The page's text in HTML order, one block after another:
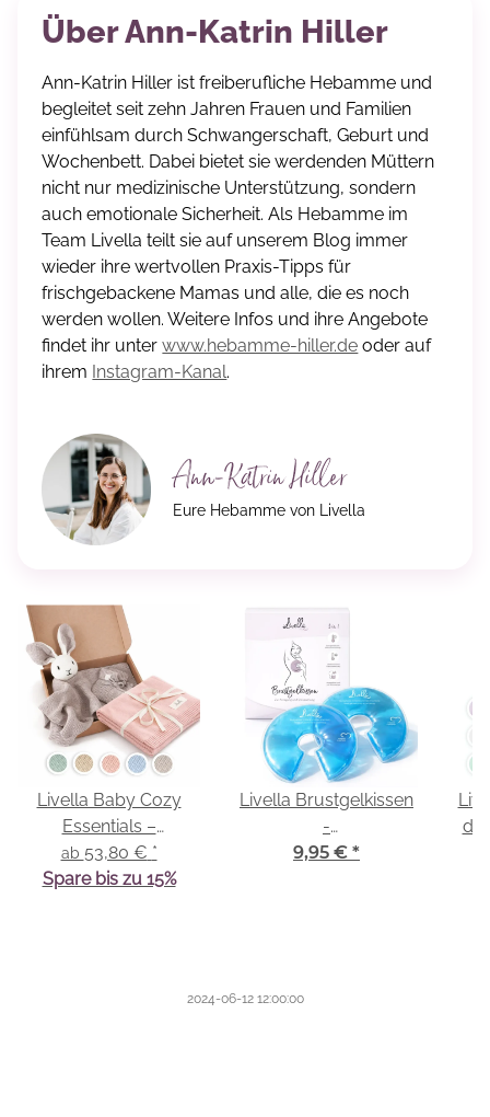
Über Ann-Katrin Hiller
Ann-Katrin Hiller ist freiberufliche Hebamme und
begleitet seit zehn Jahren Frauen und Familien
einfühlsam durch Schwangerschaft, Geburt und
Wochenbett. Dabei bietet sie werdenden Müttern
nicht nur medizinische Unterstützung, sondern
auch emotionale Sicherheit. Als Hebamme im
Team Livella teilt sie auf unserem Blog immer
wieder ihre wertvollen Praxis-Tipps für
frischgebackene Mamas und alle, die es noch
werden wollen. Weitere Infos und ihre Angebote
findet ihr unterwww.hebamme-hiller.de oder auf
ihrem Instagram-Kanal.
Ann-Katrin Hiller
Eure Hebamme von Livella
Livella Baby Cozy
Essentials –
Kuscheltuch &
Babystrickdecke
ab 53,80 € *
Spare bis zu 15%
Livella Brustgelkissen
-
Kalt-/Warmkompresse
9,95 € *
2024-06-12 12:00:00